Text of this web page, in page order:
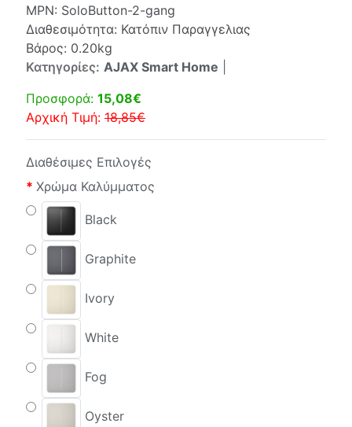
MPN: SoloButton-2-gang
Διαθεσιμότητα: Κατόπιν Παραγγελιας
Βάρος: 0.20kg
Κατηγορίες: AJAX Smart Home
Προσφορά: 15,08€
Αρχική Τιμή: 18,85€
Διαθέσιμες Επιλογές
Χρώμα Καλύμματος
Black
Graphite
Ivory
White
Fog
Oyster